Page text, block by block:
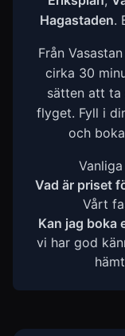
Hagastaden.
Från
cirka 30
sätten att ta
flyget. Fyll i
och
Vad är priset
Vårt
Kan jag boka
vi har god